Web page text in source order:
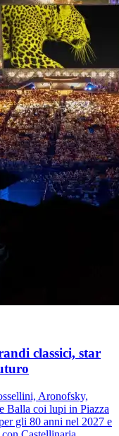
classici, star
Aronofsky,
Balla coi lupi in Piazza
gli 80 anni nel 2027 e